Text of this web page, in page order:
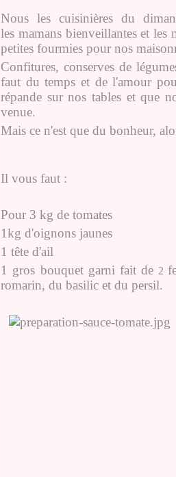
Nous les cuisinières du
les mamans bienveillantes et les
petites fourmies pour nos
Confitures, conserves de
faut du temps et de l'amour
répande sur nos tables et que
venue.
Mais ce n'est que du bonheur,
Il vous faut :
Pour 3 kg de tomates
1kg d'oignons jaunes
1 tête d'ail
1 gros bouquet garni fait de 2
romarin, du basilic et du persil.